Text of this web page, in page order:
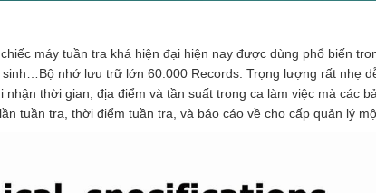
máy tuần tra khá hiện đại hiện nay được dùng phổ biến
nhớ lưu trữ lớn 60.000 Records. Trọng lượng rất nhẹ
thời gian, địa điểm và tần suất trong ca làm việc mà các
tuần tra, thời điểm tuần tra, và báo cáo về cho cấp quản lý